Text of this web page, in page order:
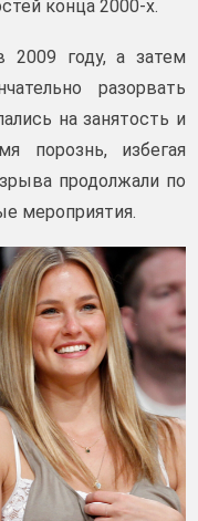
конца 2000-х.
2009 году, а затем
разорвать
на занятость и
порознь, избегая
продолжали по
мероприятия.